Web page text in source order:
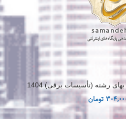
رشته (تأسیسات برقی) 1404
تومانقیمت
فعلی